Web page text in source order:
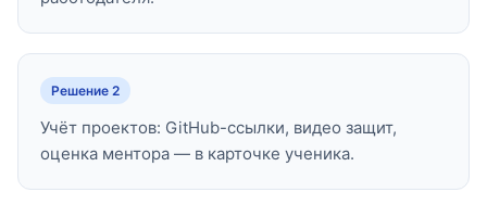
Решение 2
Учёт проектов: GitHub-ссылки, видео защит,
оценка ментора — в карточке ученика.